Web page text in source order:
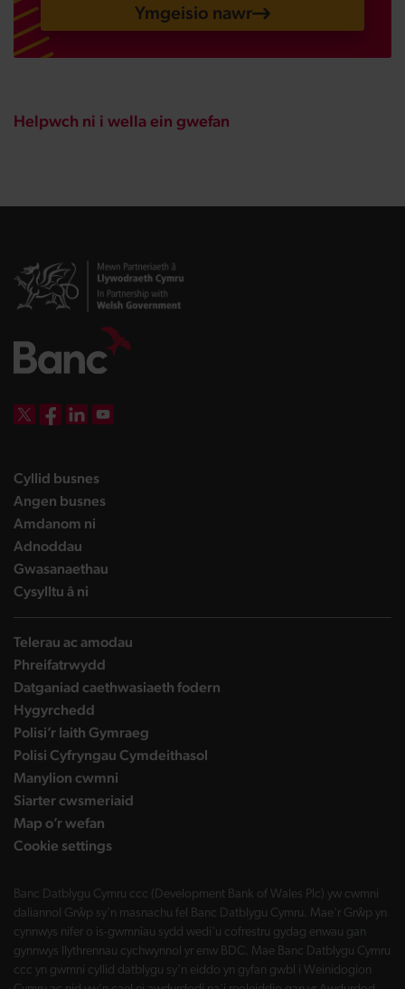
Ymgeisio nawr
Helpwch ni i wella ein gwefan
Cyllid busneslanding page
Angen busneslanding page
Amdanom ni
Adnoddau
Gwasanaethau
Cysylltu â ni
Telerau ac amodau
Phreifatrwydd
Datganiad caethwasiaeth fodern
Hygyrchedd
Polisi’r Iaith Gymraeg
Polisi Cyfryngau Cymdeithasol
Manylion cwmni
Siarter cwsmeriaid
Map o’r wefan
Cookie settings
Banc Datblygu Cymru ccc (Development Bank of Wales Plc) yw cwmni
daliannol Grŵp sy'n masnachu fel Banc Datblygu Cymru. Mae'r Grŵp yn
cynnwys nifer o is-gwmnïau sydd wedi'u cofrestru gydag enwau gan
gynnwys llythrennau cychwynnol yr enw BDC. Mae Banc Datblygu Cymru
ccc yn gwmni cyllid datblygu sy'n eiddo yn gyfan gwbl i Weinidogion